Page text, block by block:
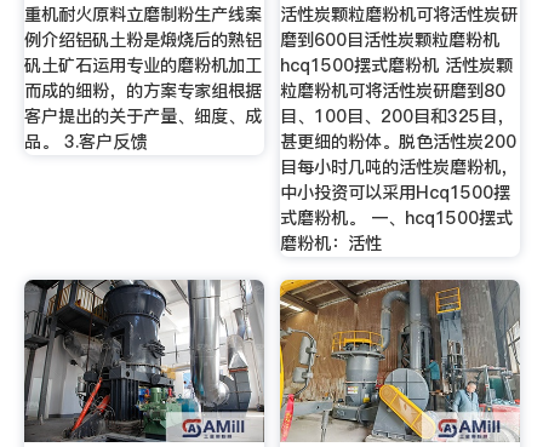
重机耐火原料立磨制粉生产线案
例介绍铝矾土粉是煅烧后的熟铝
矾土矿石运用专业的磨粉机加工
而成的细粉，的方案专家组根据
客户提出的关于产量、细度、成
品。 3.客户反馈
活性炭颗粒磨粉机可将活性炭研
磨到600目活性炭颗粒磨粉机
hcq1500摆式磨粉机 活性炭颗
粒磨粉机可将活性炭研磨到80
目、100目、200目和325目，
甚更细的粉体。脱色活性炭200
目每小时几吨的活性炭磨粉机，
中小投资可以采用Hcq1500摆
式磨粉机。 一、hcq1500摆式
磨粉机：活性